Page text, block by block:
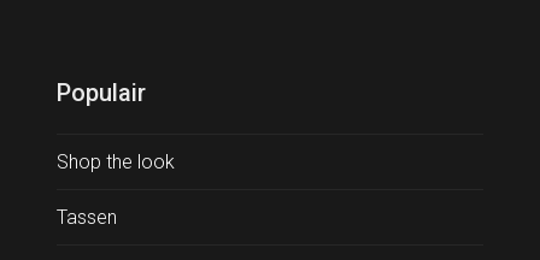
Populair
Shop the look
Tassen